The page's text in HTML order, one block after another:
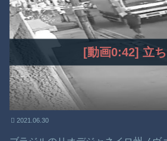
[動画0:42] 立
2021.06.30